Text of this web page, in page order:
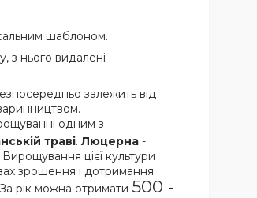
шаблоном.
з нього видалені
залежить від
одним з
траві. Люцерна -
цієї культури
зрошення і дотримання
рік можна отримати 500 -